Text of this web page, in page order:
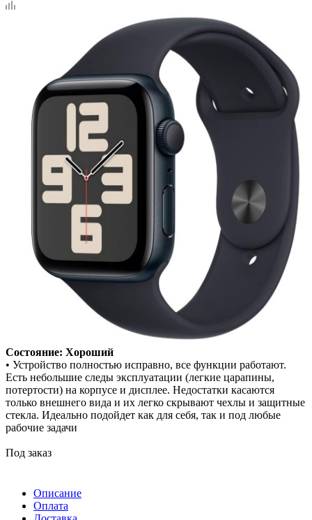
Состояние: Хороший
• Устройство полностью исправно, все функции работают.
Есть небольшие следы эксплуатации (легкие царапины,
потертости) на корпусе и дисплее. Недостатки касаются
только внешнего вида и их легко скрывают чехлы и защитные
стекла. Идеально подойдет как для себя, так и под любые
рабочие задачи
Под заказ
Описание
Оплата